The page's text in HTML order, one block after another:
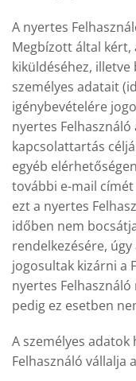
A nyertes
Megbízott által kért,
kiküldéséhez, illetve
személyes adatait
igénybevételére
nyertes
kapcsolattartás
egyéb
további e-mail
ezt a nyertes
időben nem
rendelkezésére,
jogosultak kizárni a
nyertes
pedig ez esetben
A személyes
Felhasználó vállalja